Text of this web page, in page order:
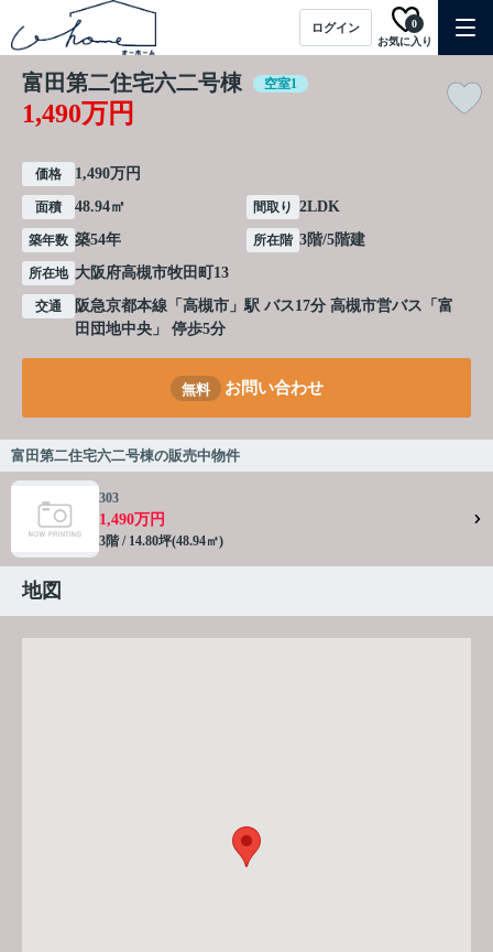
ログイン
お気に入り
0
富田第二住宅六二号棟 空室1
1,490万円
価格 1,490万円
面積 48.94㎡ 間取り 2LDK
築年数 築54年 所在階 3階/5階建
所在地 大阪府高槻市牧田町 13
交通 阪急京都本線 「 高槻市 」駅 バス17分 高槻市営バス「富
田団地中央」 停歩5分
無料 お問い合わせ
富田第二住宅六二号棟の販売中物件
303
1,490万円
3階 / 14.80坪(48.94㎡)
地図